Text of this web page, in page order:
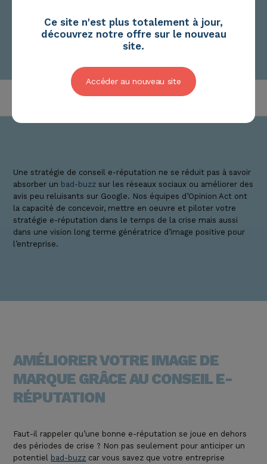
E-REPUTATION
NOS OFFRES E-REPUTATION
Une stratégie de conseil e-réputation ne se réduit pas à savoir
absorber un bad-buzz sur les réseaux sociaux ou améliorer des
avis peu reluisants sur Google. Nos équipes d’Opinion Act ont
la capacité de concevoir, mettre en oeuvre et piloter votre
stratégie e-réputation dans le temps de la crise mais aussi
dans une vision long terme génératrice d’image positive pour
l’entreprise.
AMÉLIORER VOTRE IMAGE DE
MARQUE GRÂCE AU CONSEIL E-
RÉPUTATION
Faut-il rappeler qu’une bonne e-réputation se joue en dehors
des périodes de crise ? Non pas seulement pour anticiper un
potentiel
bad-buzz car vous savez que votre entreprise
Ce site n'est plus totalement à jour,
découvrez notre offre sur le nouveau
site.
Accéder au nouveau site